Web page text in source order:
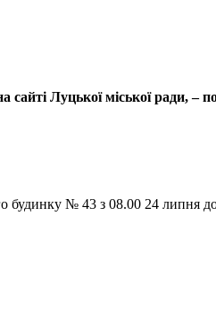
Луцької міської ради, –
будинку № 43 з 08.00 24 липня